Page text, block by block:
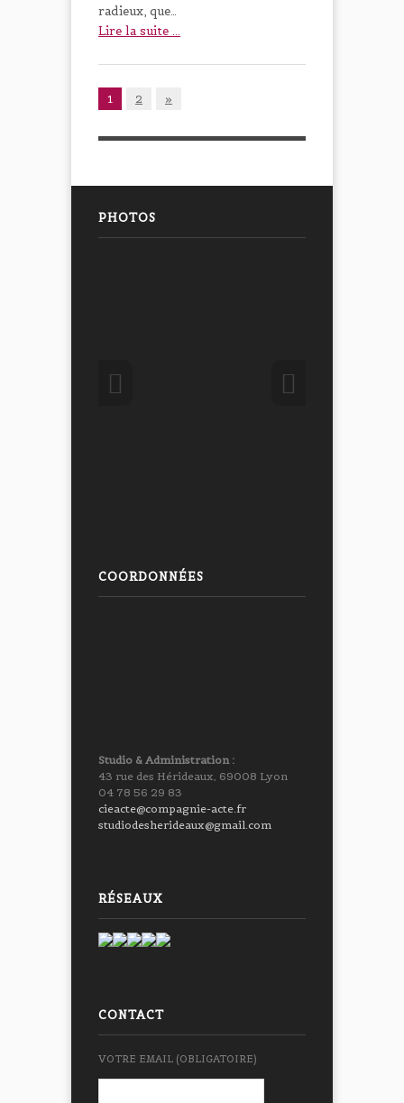
radieux, que…
Lire la suite ...
1 2 »
PHOTOS
COORDONNÉES
Studio & Administration :
43 rue des Hérideaux, 69008 Lyon
04 78 56 29 83
cieacte@compagnie-acte.fr
studiodesherideaux@gmail.com
RÉSEAUX
CONTACT
VOTRE EMAIL (OBLIGATOIRE)